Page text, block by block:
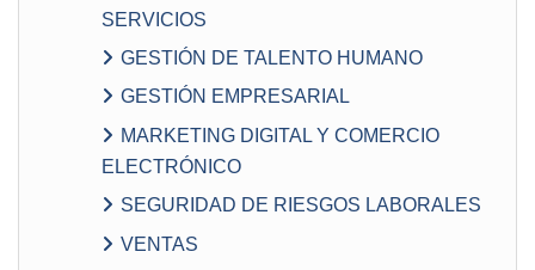
SERVICIOS
GESTIÓN DE TALENTO HUMANO
GESTIÓN EMPRESARIAL
MARKETING DIGITAL Y COMERCIO
ELECTRÓNICO
SEGURIDAD DE RIESGOS LABORALES
VENTAS